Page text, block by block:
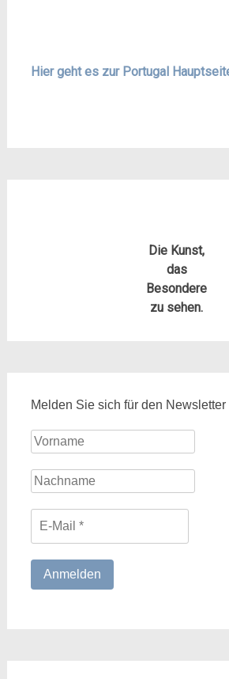
Hier geht es zur Portugal
Die Kunst,
das
Besondere
zu sehen.
Melden Sie sich für den Newsletter